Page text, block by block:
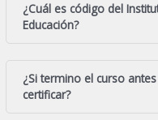
¿Cuál es código del
Educación?
¿Si termino el curso
certificar?